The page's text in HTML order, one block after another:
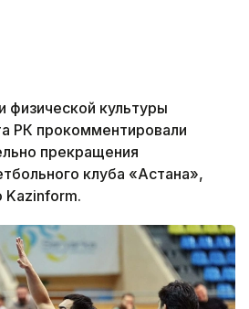
физической культуры
РК прокомментировали
прекращения
клуба «Астана»,
Kazinform.